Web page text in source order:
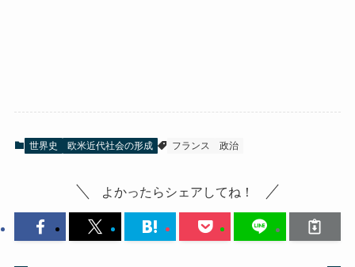
世界史 欧米近代社会の形成 フランス 政治
よかったらシェアしてね！